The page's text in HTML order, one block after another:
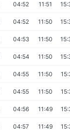
04:52 11:51
04:52 11:50
04:53 11:50
04:54 11:50
04:55 11:50
04:55 11:50
04:56 11:49
04:57 11:49